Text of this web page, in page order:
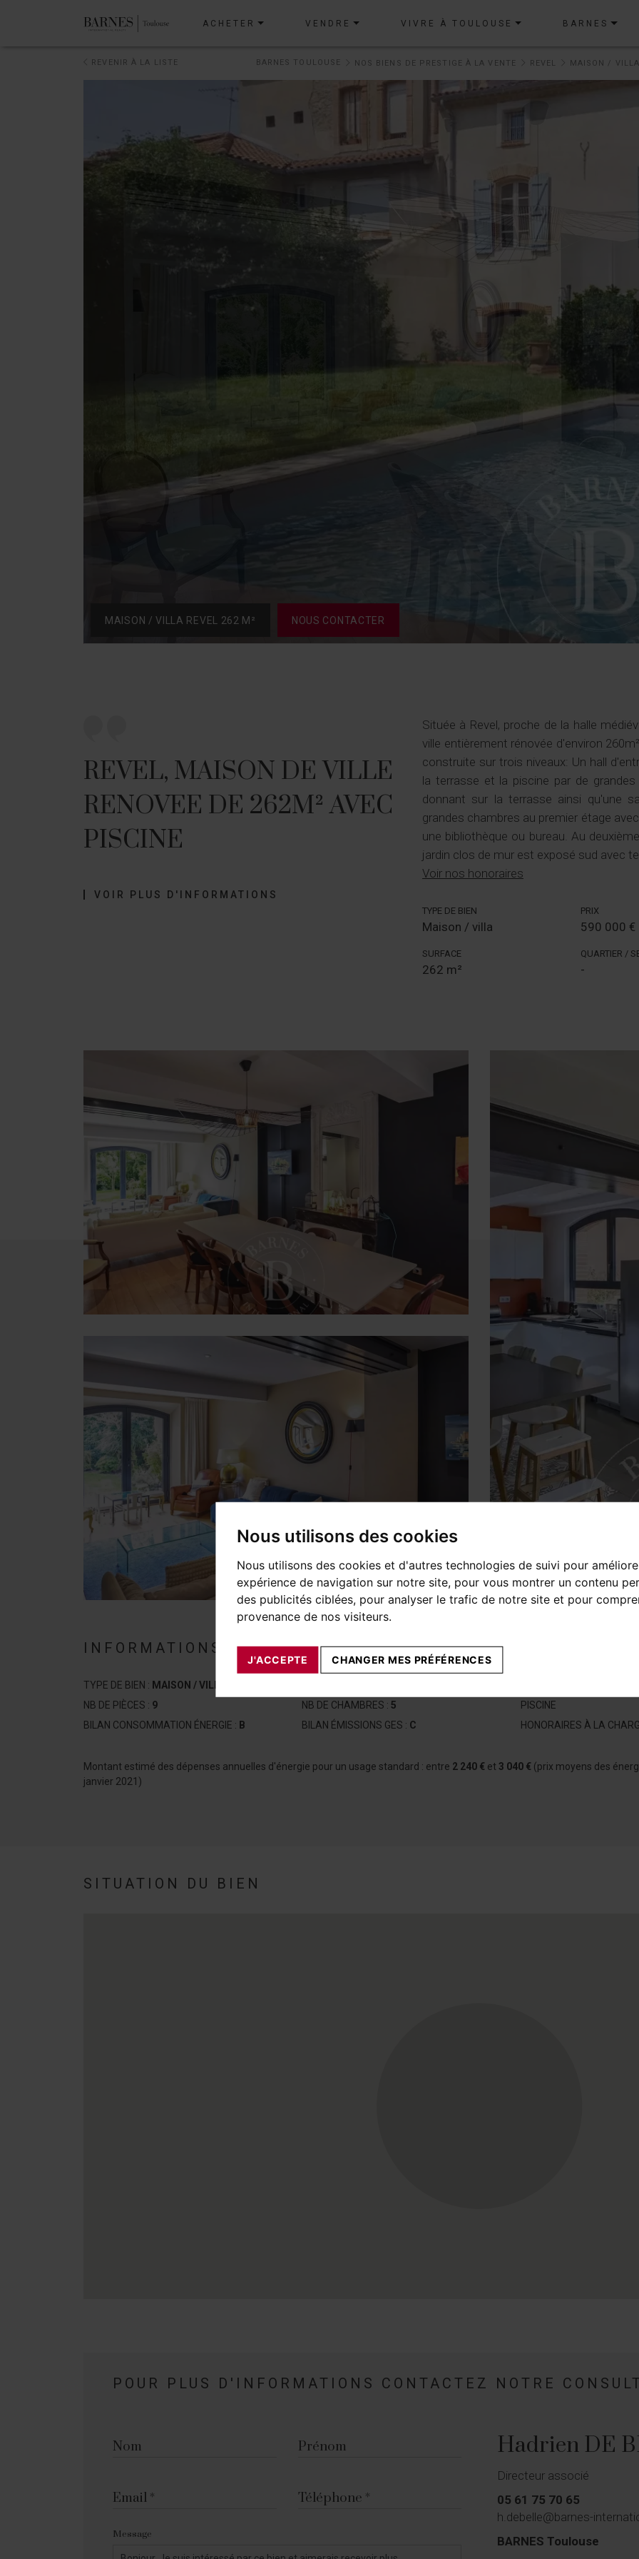
Nous utilisons des cookies
Nous utilisons des cookies et d'autres technologies de suivi pour
expérience de navigation sur notre site, pour vous montrer un contenu
des publicités ciblées, pour analyser le trafic de notre site et pour
provenance de nos visiteurs.
J'ACCEPTE CHANGER MES PRÉFÉRENCES
ACHETER VENDRE VIVRE À TOULOUSE BARNES
BARNES TOULOUSE NOS BIENS DE PRESTIGE À LA VENTE REVEL MAISON /
REVENIR À LA LISTE
MAISON / VILLA REVEL 262 M² NOUS CONTACTER
REVEL, MAISON DE VILLE
RENOVEE DE 262M² AVEC
PISCINE
VOIR PLUS D'INFORMATIONS
Située à Revel, proche de la halle
ville entièrement rénovée d'environ
construite sur trois niveaux: Un hall
la terrasse et la piscine par de
donnant sur la terrasse ainsi qu'une
grandes chambres au premier étage
une bibliothèque ou bureau. Au
jardin clos de mur est exposé sud avec
Voir nos honoraires
TYPE DE BIEN
Maison / villa
PRIX
590 000 €
SURFACE
262 m²
QUARTIER /
-
INFORMATIONS SUR LE BIEN
TYPE DE BIEN : MAISON / VILLA
NB DE PIÈCES : 9 NB DE CHAMBRES :5
PISCINE
BILAN CONSOMMATION ÉNERGIE : B BILAN ÉMISSIONS GES : C HONORAIRES À LA
Montant estimé des dépenses annuelles d'énergie pour un usage standard : entre 2 240 € et 3 040 € (prix moyens des
janvier 2021)
SITUATION DU BIEN
POUR PLUS D'INFORMATIONS CONTACTEZ NOTRE
Nom Prénom
Email Téléphone
Message
Hadrien DE
Directeur associé
05 61 75 70 65
h.debelle@barnes-
BARNES Toulouse